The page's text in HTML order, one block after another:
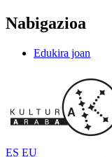
Nabigazioa
Edukira joan
ES EU